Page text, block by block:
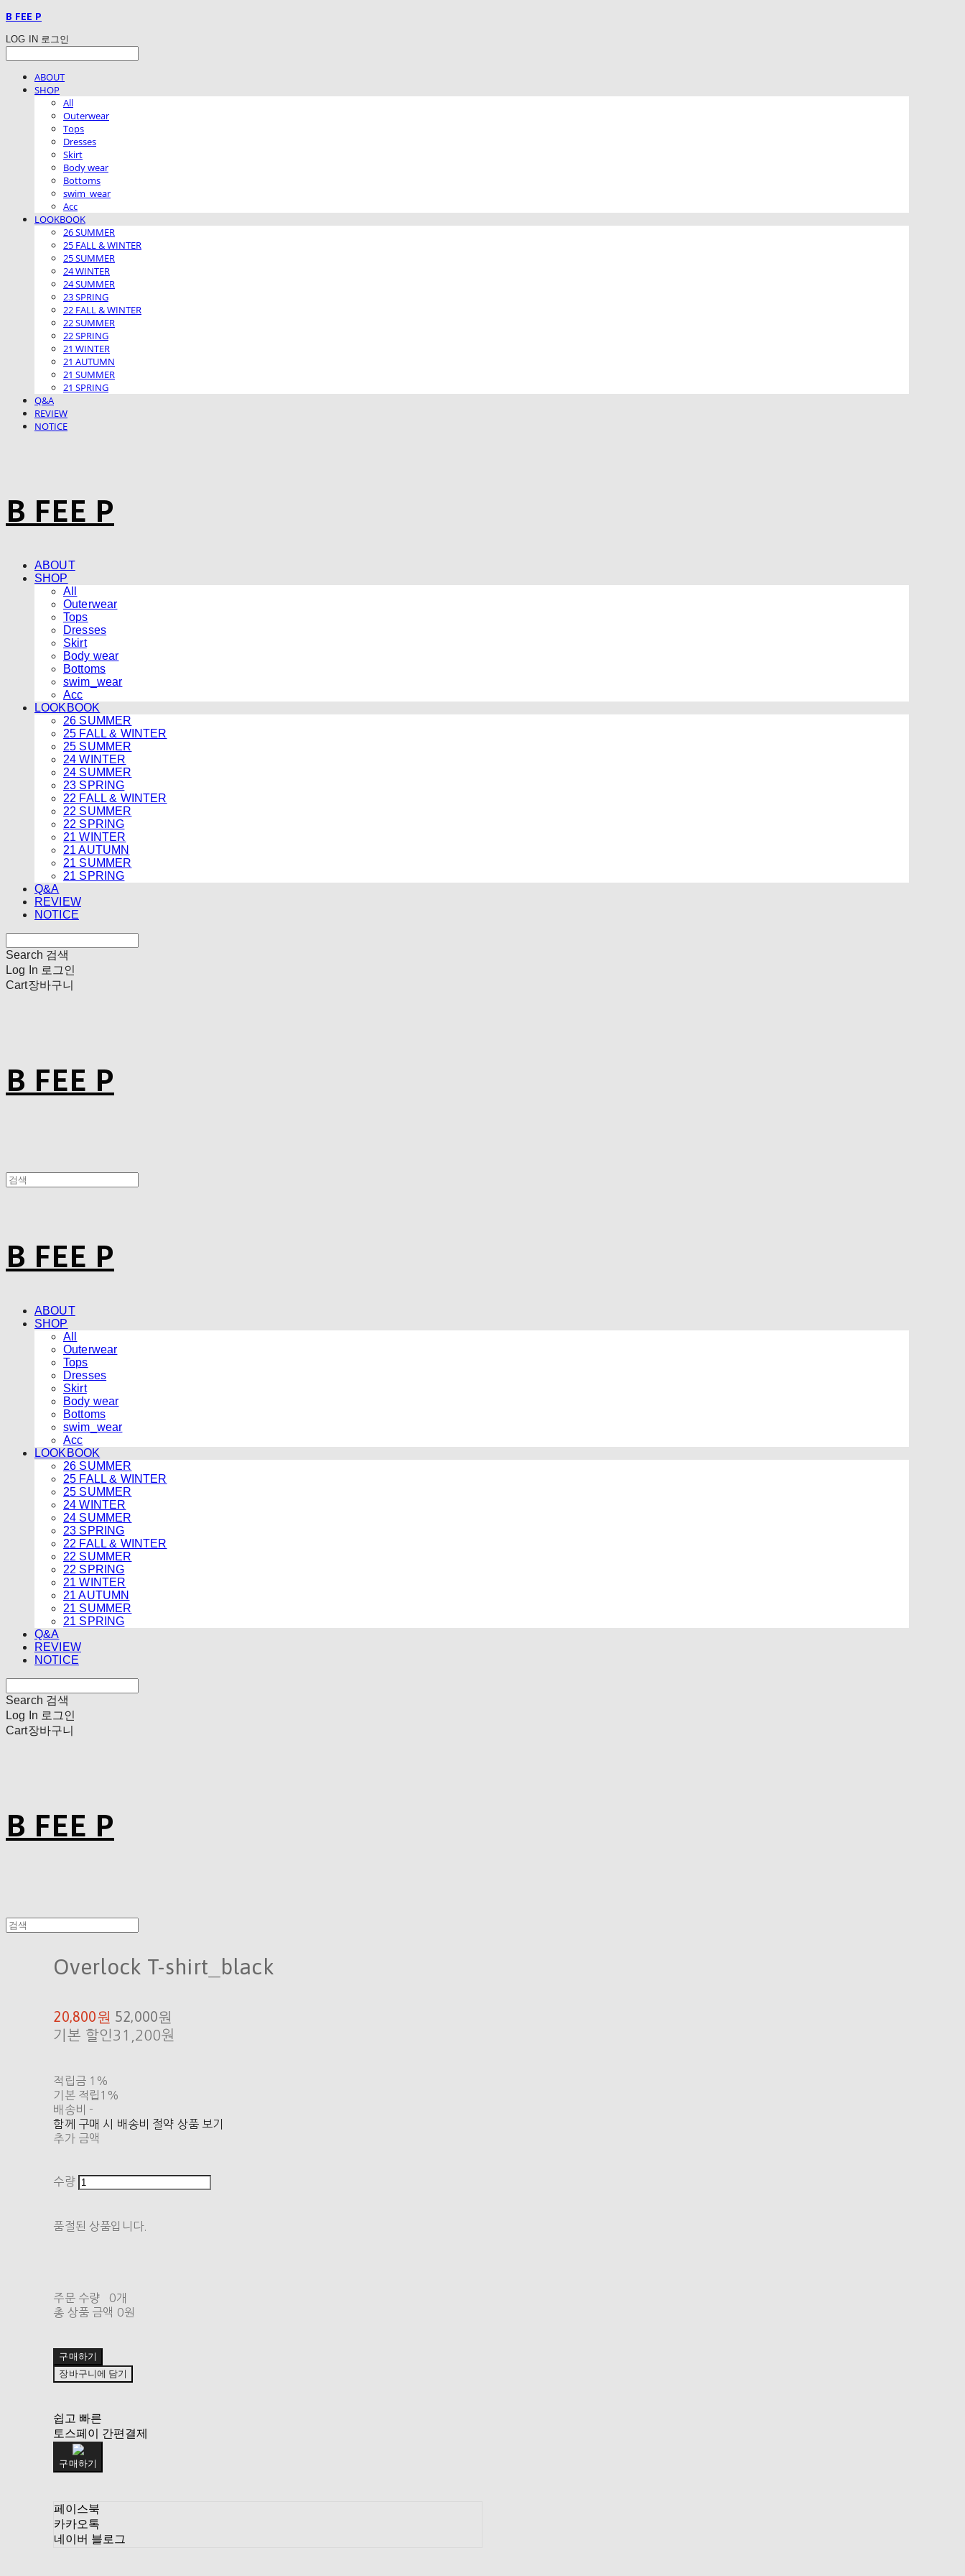
B FEE P
LOG IN 로그인
ABOUT
SHOP
All
Outerwear
Tops
Dresses
Skirt
Body wear
Bottoms
swim_wear
Acc
LOOKBOOK
26 SUMMER
25 FALL & WINTER
25 SUMMER
24 WINTER
24 SUMMER
23 SPRING
22 FALL & WINTER
22 SUMMER
22 SPRING
21 WINTER
21 AUTUMN
21 SUMMER
21 SPRING
Q&A
REVIEW
NOTICE
B FEE P
ABOUT
SHOP
All
Outerwear
Tops
Dresses
Skirt
Body wear
Bottoms
swim_wear
Acc
LOOKBOOK
26 SUMMER
25 FALL & WINTER
25 SUMMER
24 WINTER
24 SUMMER
23 SPRING
22 FALL & WINTER
22 SUMMER
22 SPRING
21 WINTER
21 AUTUMN
21 SUMMER
21 SPRING
Q&A
REVIEW
NOTICE
Search 검색
Log In 로그인
Cart장바구니
B FEE P
B FEE P
ABOUT
SHOP
All
Outerwear
Tops
Dresses
Skirt
Body wear
Bottoms
swim_wear
Acc
LOOKBOOK
26 SUMMER
25 FALL & WINTER
25 SUMMER
24 WINTER
24 SUMMER
23 SPRING
22 FALL & WINTER
22 SUMMER
22 SPRING
21 WINTER
21 AUTUMN
21 SUMMER
21 SPRING
Q&A
REVIEW
NOTICE
Search 검색
Log In 로그인
Cart장바구니
B FEE P
Overlock T-shirt_black
20,800원 52,000원
기본 할인 31,200원
적립금 1%
기본 적립 1%
배송비 -
함께 구매 시 배송비 절약 상품 보기
추가 금액
수량
품절된 상품입니다.
주문 수량
0개
총 상품 금액 0원
구매하기
장바구니에 담기
쉽고 빠른
토스페이 간편결제
구매하기
페이스북
카카오톡
네이버 블로그